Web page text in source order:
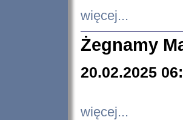
więcej...
Żegnamy
20.02.2025
więcej...